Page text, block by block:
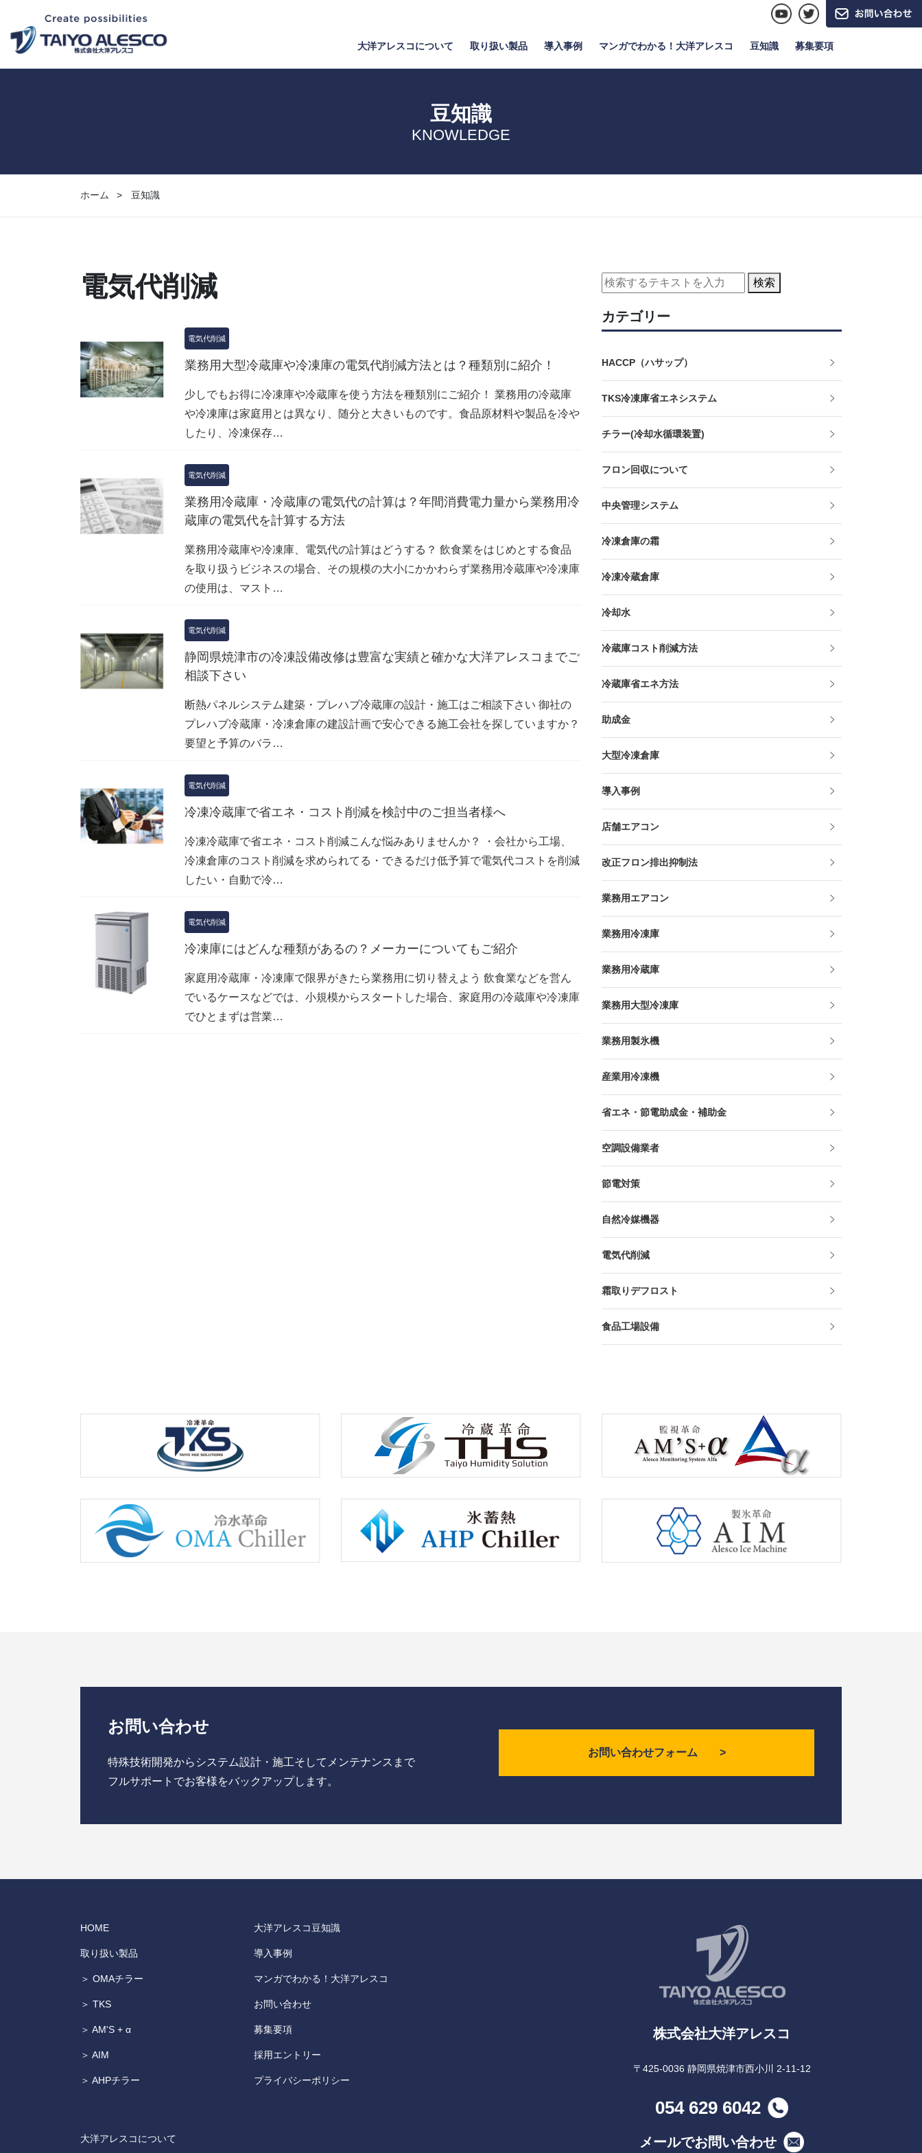
大洋アレスコについて 取り扱い製品 導入事例 マンガでわかる！大洋アレスコ 豆知識 募集要項
豆知識
KNOWLEDGE
ホーム 豆知識
電気代削減
電気代削減
業務用大型冷蔵庫や冷凍庫の電気代削減方法とは？種類別に紹介！
少しでもお得に冷凍庫や冷蔵庫を使う方法を種類別にご紹介！ 業務用の冷蔵庫
や冷凍庫は家庭用とは異なり、随分と大きいものです。食品原材料や製品を冷や
したり、冷凍保存…
電気代削減
業務用冷蔵庫・冷蔵庫の電気代の計算は？年間消費電力量から業務用冷
蔵庫の電気代を計算する方法
業務用冷蔵庫や冷凍庫、電気代の計算はどうする？ 飲食業をはじめとする食品
を取り扱うビジネスの場合、その規模の大小にかかわらず業務用冷蔵庫や冷凍庫
の使用は、マスト…
電気代削減
静岡県焼津市の冷凍設備改修は豊富な実績と確かな大洋アレスコまでご
相談下さい
断熱パネルシステム建築・プレハブ冷蔵庫の設計・施工はご相談下さい 御社の
プレハブ冷蔵庫・冷凍倉庫の建設計画で安心できる施工会社を探していますか？
要望と予算のバラ…
電気代削減
冷凍冷蔵庫で省エネ・コスト削減を検討中のご担当者様へ
冷凍冷蔵庫で省エネ・コスト削減こんな悩みありませんか？ ・会社から工場、
冷凍倉庫のコスト削減を求められてる・できるだけ低予算で電気代コストを削減
したい・自動で冷…
電気代削減
冷凍庫にはどんな種類があるの？メーカーについてもご紹介
家庭用冷蔵庫・冷凍庫で限界がきたら業務用に切り替えよう 飲食業などを営ん
でいるケースなどでは、小規模からスタートした場合、家庭用の冷蔵庫や冷凍庫
でひとまずは営業…
検索
カテゴリー
HACCP（ハサップ）
TKS冷凍庫省エネシステム
チラー(冷却水循環装置)
フロン回収について
中央管理システム
冷凍倉庫の霜
冷凍冷蔵倉庫
冷却水
冷蔵庫コスト削減方法
冷蔵庫省エネ方法
助成金
大型冷凍倉庫
導入事例
店舗エアコン
改正フロン排出抑制法
業務用エアコン
業務用冷凍庫
業務用冷蔵庫
業務用大型冷凍庫
業務用製氷機
産業用冷凍機
省エネ・節電助成金・補助金
空調設備業者
節電対策
自然冷媒機器
電気代削減
霜取りデフロスト
食品工場設備
お問い合わせ
特殊技術開発からシステム設計・施工そしてメンテナンスまで
フルサポートでお客様をバックアップします。
お問い合わせフォーム >
HOME
取り扱い製品
＞ OMAチラー
＞ TKS
＞ AM'S + α
＞ AIM
＞ AHPチラー
大洋アレスコについて
大洋アレスコ豆知識
導入事例
マンガでわかる！大洋アレスコ
お問い合わせ
募集要項
採用エントリー
プライバシーポリシー
株式会社大洋アレスコ
〒425-0036 静岡県焼津市西小川 2-11-12
054 629 6042
メールでお問い合わせ